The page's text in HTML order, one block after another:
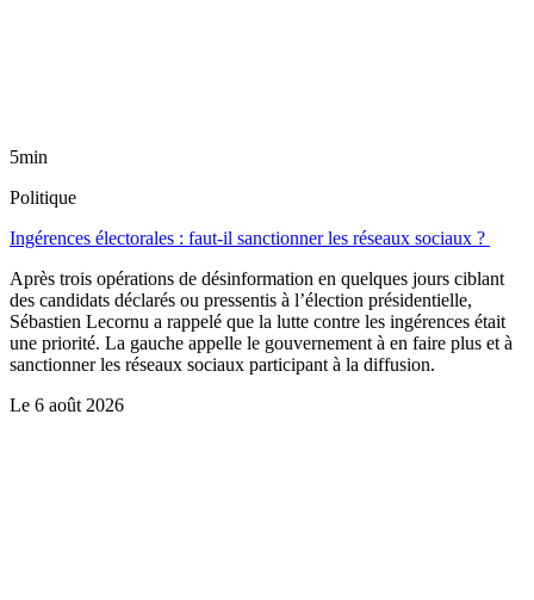
5min
Politique
Ingérences électorales : faut-il sanctionner les réseaux sociaux ?
Après trois opérations de désinformation en quelques jours ciblant
des candidats déclarés ou pressentis à l’élection présidentielle,
Sébastien Lecornu a rappelé que la lutte contre les ingérences était
une priorité. La gauche appelle le gouvernement à en faire plus et à
sanctionner les réseaux sociaux participant à la diffusion.
Le 6 août 2026